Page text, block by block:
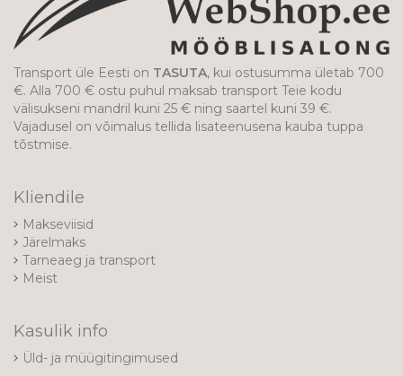
Transport üle Eesti on TASUTA, kui ostusumma ületab 700
€. Alla 700 € ostu puhul maksab transport Teie kodu
välisukseni mandril kuni 25 € ning saartel kuni 39 €.
Vajadusel on võimalus tellida lisateenusena kauba tuppa
tõstmise.
Kliendile
Makseviisid
Järelmaks
Tarneaeg ja transport
Meist
Kasulik info
Üld- ja müügitingimused